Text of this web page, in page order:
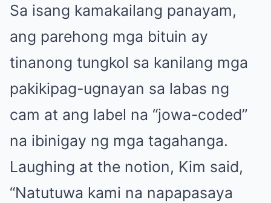
Sa isang kamakailang panayam,
ang parehong mga bituin ay
tinanong tungkol sa kanilang mga
pakikipag-ugnayan sa labas ng
cam at ang label na “jowa-coded”
na ibinigay ng mga tagahanga.
Laughing at the notion, Kim said,
“Natutuwa kami na napapasaya